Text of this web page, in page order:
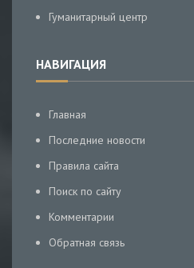
Гуманитарный центр
НАВИГАЦИЯ
Главная
Последние новости
Правила сайта
Поиск по сайту
Комментарии
Обратная связь